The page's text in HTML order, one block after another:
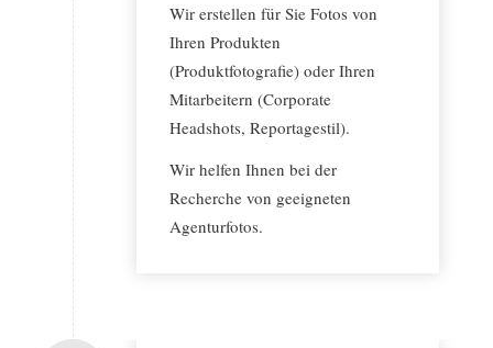
Wir erstellen für Sie Fotos von
Ihren Produkten
(Produktfotografie) oder Ihren
Mitarbeitern (Corporate
Headshots, Reportagestil).
Wir helfen Ihnen bei der
Recherche von geeigneten
Agenturfotos.